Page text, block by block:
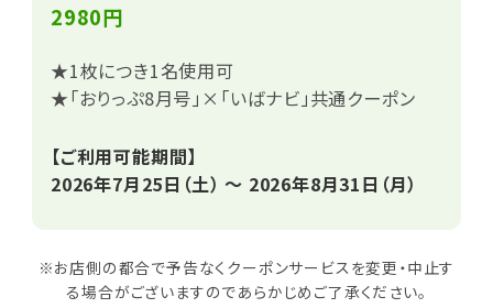
2980円
★1枚につき1名使用可
★「おりっぷ8月号」×「いばナビ」共通クーポン
【ご利用可能期間】
2026年7月25日（土） ～ 2026年8月31日（月）
※お店側の都合で予告なくクーポンサービスを変更・中止す
る場合がございますのであらかじめご了承ください。